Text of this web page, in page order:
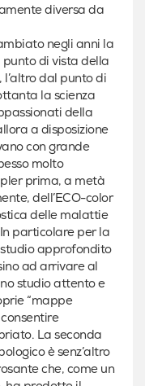
diversa da
negli anni la
di vista della
dal punto di
la scienza
della
a disposizione
con grande
molto
prima, a metà
dell’ECO-color
delle malattie
particolare per la
approfondito
ad arrivare al
studio attento e
“mappe
La seconda
è senz’altro
che, come un